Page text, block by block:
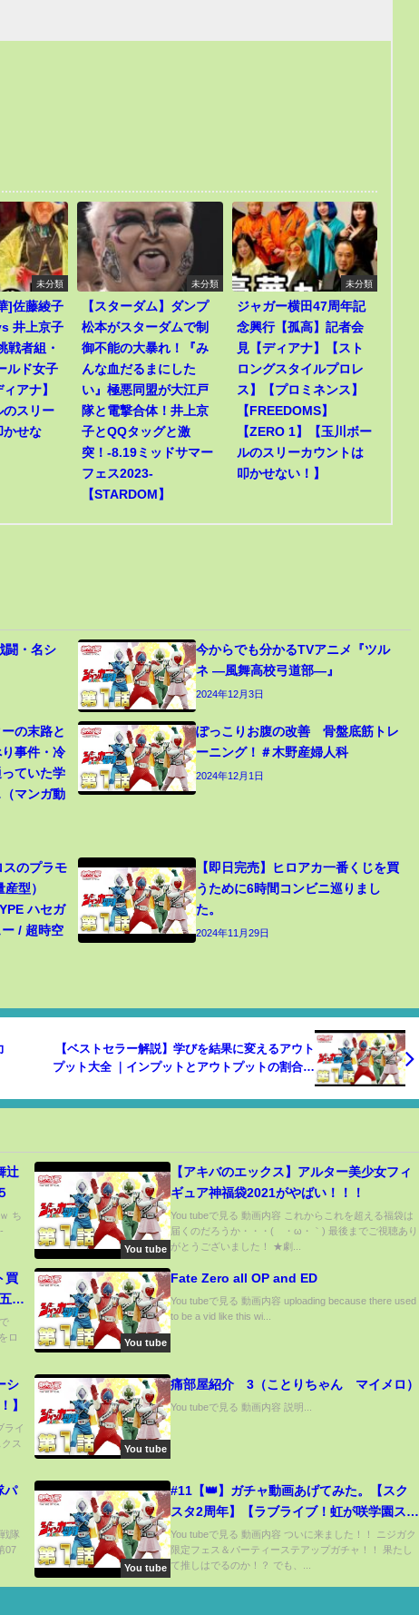
未分類
]佐藤綾子
井上京子
戦者組・
ルド女子
アナ】
のスリー
かせな
未分類
【スターダム】ダンプ
松本がスターダムで制
御不能の大暴れ！『み
んな血だるまにした
い』極悪同盟が大江戸
隊と電撃合体！井上京
子とQQタッグと激
突！-8.19ミッドサマー
フェス2023-
【STARDOM】
未分類
ジャガー横田47周年記
念興行【孤高】記者会
見【ディアナ】【スト
ロングスタイルプロレ
ス】【プロミネンス】
【FREEDOMS】
【ZERO 1】【玉川ボー
ルのスリーカウントは
叩かせない！】
闘・名シ
今からでも分かるTVアニメ『ツル
ネ ―風舞高校弓道部―』
2024年12月3日
の末路と
事件・冷
ていた学
マンガ動
ぽっこりお腹の改善 骨盤底筋トレ
ーニング！＃木野産婦人科
2024年12月1日
スのプラモ
型）
ハセガ
/ 超時空
【即日完売】ヒロアカ一番くじを買
うために6時間コンビニ巡りまし
た。
2024年11月29日
【ベストセラー解説】学びを結果に変えるアウト
プット大全 ｜インプットとアウトプットの割合は
辻
ち
You tube
【アキバのエックス】アルター美少女フィ
ギュア神福袋2021がやばい！！！
You tubeで見る 動画内容 これからこれを超える福袋は
届くのだろうか・・・(´・ω・｀) 最後までご視聴あり
がとうございました！ ★劇...
買
等
ロ
You tube
Fate Zero all OP and ED
You tubeで見る 動画内容 uploading because there used
to be a vid like this wi...
シ
】
ライ
ス
You tube
痛部屋紹介 3（ことりちゃん マイメロ）
You tubeで見る 動画内容 説明...
パ
隊
07
You tube
#11【👑】ガチャ動画あげてみた。【スク
スタ2周年】【ラブライブ！虹が咲学園スク
ールアイドル同好会】
You tubeで見る 動画内容 ついに来ました！！ ニジガク
限定フェス＆パーティーステアップガチャ！！ 果たし
て推しはでるのか！？ でも、...